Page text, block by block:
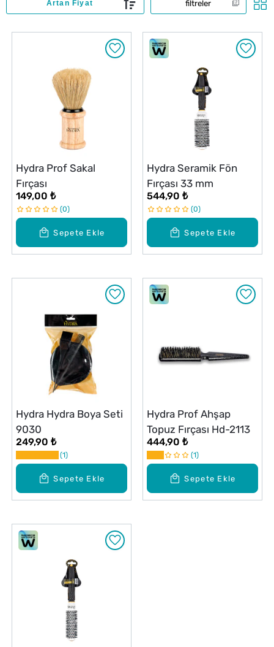
filtreler
Sepete Ekle
Hydra Prof Sakal
Fırçası
149,00 ₺
0
Sepete Ekle
Hydra Seramik Fön
Fırçası 33 mm
544,90 ₺
0
Sepete Ekle
Hydra Hydra Boya Seti
9030
249,90 ₺
1
Sepete Ekle
Hydra Prof Ahşap
Topuz Fırçası Hd-2113
444,90 ₺
1